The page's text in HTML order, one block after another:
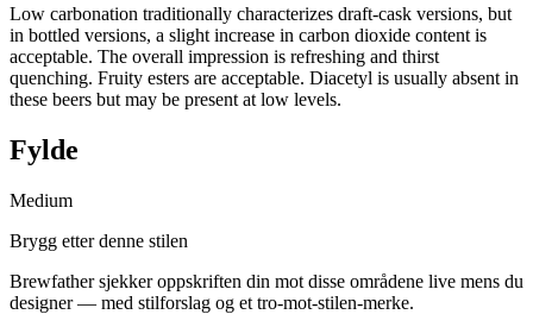
Low carbonation traditionally characterizes draft-cask versions, but
in bottled versions, a slight increase in carbon dioxide content is
acceptable. The overall impression is refreshing and thirst
quenching. Fruity esters are acceptable. Diacetyl is usually absent in
these beers but may be present at low levels.
Fylde
Medium
Brygg etter denne stilen
Brewfather sjekker oppskriften din mot disse områdene live mens du
designer — med stilforslag og et tro-mot-stilen-merke.